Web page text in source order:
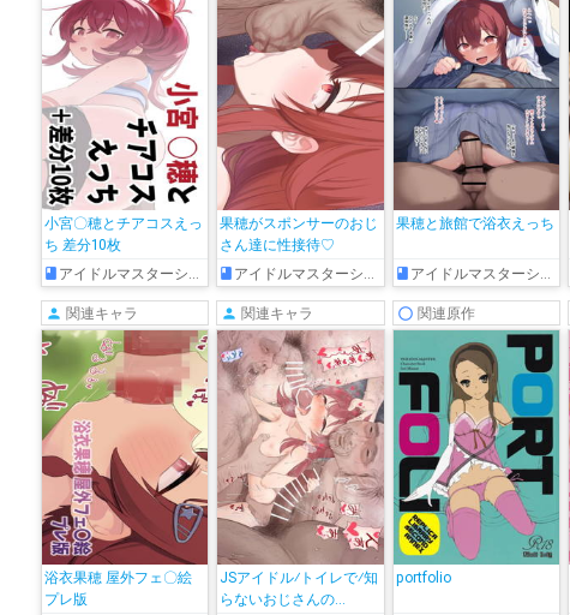
小宮〇穂とチアコスえっ
ち 差分10枚
アイドルマスターシャイニーカラーズ
果穂がスポンサーのおじ
さん達に性接待♡
アイドルマスターシャイニーカラーズ
果穂と旅館で浴衣えっち
アイドルマスターシャイニーカラーズ
関連キャラ
浴衣果穂 屋外フェ〇絵
プレ版
関連キャラ
JSアイドル⁄トイレで⁄知
らないおじさんの…
関連原作
portfolio